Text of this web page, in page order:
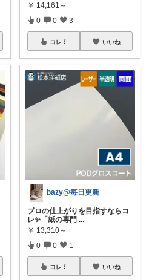
￥ 14,161～
0 0 3
コレ いいね
bazy@毎日更新
プロの仕上がりを目指すならコ
レ✨「紙の専門 ...
￥ 13,310～
0 0 1
コレ いいね